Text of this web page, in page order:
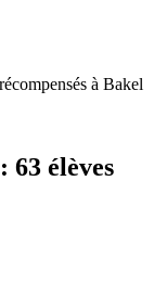
à Bakel
élèves